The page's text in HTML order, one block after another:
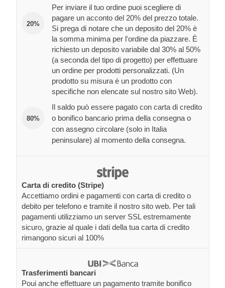
20%
Per inviare il tuo ordine puoi scegliere di
pagare un acconto del 20% del prezzo totale.
Si prega di notare che un deposito del 20% è
la somma minima per l'ordine da piazzare. È
richiesto un deposito variabile dal 30% al 50%
(a seconda del tipo di progetto) per effettuare
un ordine per prodotti personalizzati. (Un
prodotto su misura è un prodotto con
specifiche non elencate sul nostro sito Web).
80%
Il saldo può essere pagato con carta di credito
o bonifico bancario prima della consegna o
con assegno circolare (solo in Italia
peninsulare) al momento della consegna.
Carta di credito (Stripe)
Accettiamo ordini e pagamenti con carta di credito o
debito per telefono e tramite il nostro sito web. Per tali
pagamenti utilizziamo un server SSL estremamente
sicuro, grazie al quale i dati della tua carta di credito
rimangono sicuri al 100%
Trasferimenti bancari
Poui anche effettuare un pagamento tramite bonifico